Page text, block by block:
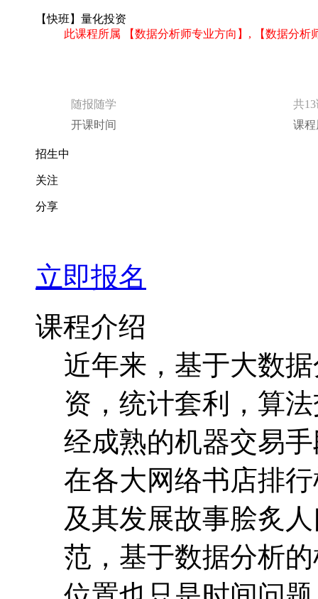
【快班】量化投资
此课程所属 【数据分析师专业方向】, 【数据分
随报随学
共
开课时间
课
招生中
关注
分享
立即报名
课程介绍
近年来，基于大数
资，统计套利，算
经成熟的机器交易
在各大网络书店排
及其发展故事脍炙
范，基于数据分析